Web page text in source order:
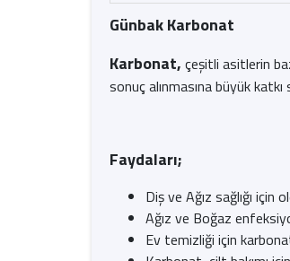
Günbak Karbonat
Karbonat, çeşitli asitlerin
sonuç alınmasına büyük
Faydaları;
Diş ve Ağız sağlığı için
Ağız ve Boğaz
Ev temizliği için